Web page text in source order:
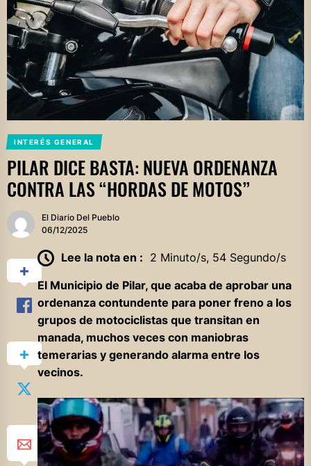
INTERÉS GENERAL
PILAR DICE BASTA: NUEVA ORDENANZA
CONTRA LAS “HORDAS DE MOTOS”
El Diario Del Pueblo
06/12/2025
Lee la nota en : 2 Minuto/s, 54 Segundo/s
El Municipio de Pilar, que acaba de aprobar una
ordenanza contundente para poner freno a los
grupos de motociclistas que transitan en
manada, muchos veces con maniobras
temerarias y generando alarma entre los
vecinos.